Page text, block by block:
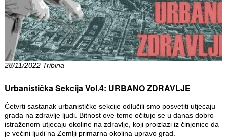
28/11/2022 Tribina
Urbanistička Sekcija Vol.4: URBANO ZDRAVLJE
Četvrti sastanak urbanističke sekcije odlučili smo posvetiti utjecaju
grada na zdravlje ljudi. Bitnost ove teme očituje se u danas dobro
istraženom utjecaju okoline na zdravlje, koji proizlazi iz činjenice da
je većini ljudi na Zemlji primarna okolina upravo grad.